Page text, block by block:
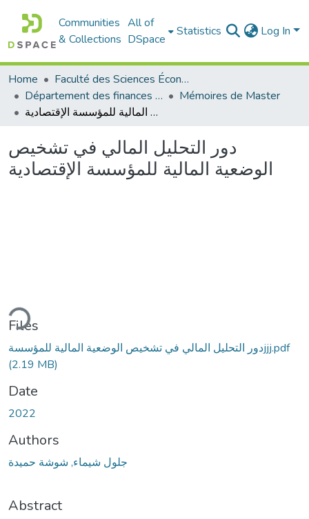
Communities
& Collections
All of
DSpace
Statistics Log In
Home
Faculté des Sciences Économiques Commerciales et des Sciences de Gestion
Département des finances et de comptabilité
Mémoires de Master
دور التحليل المالي في تشخيص الوضعية المالية للمؤسسة الإقتصادية
دور التحليل المالي في تشخيص
الوضعية المالية للمؤسسة الإقتصادية
Files
دور التحليل المالي في تشخيص الوضعية المالية للمؤسسةjjj.pdf
(2.19 MB)
Date
2022
Authors
جلول شيماء, شوشة حميدة
Abstract